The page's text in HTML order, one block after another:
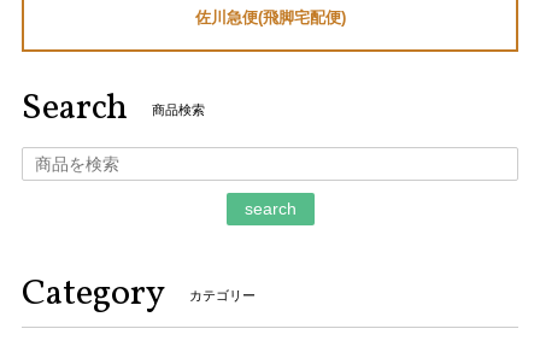
そのように言っていただけましてとても嬉しく
存じます。 お客様のお言葉がとても励みになり
ます。 ご丁寧なお取引をしていただきましてあ
佐川急便(飛脚宅配便)
Search 商品検索
search
Category カテゴリー